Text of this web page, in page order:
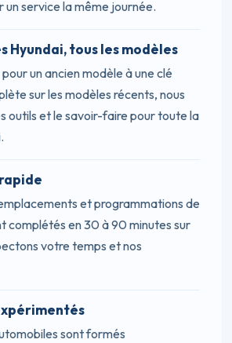
un service la même journée.
Hyundai, tous les modèles
un ancien modèle à une clé
sur les modèles récents, nous
outils et le savoir-faire pour toute la
et programmations de
complétés en 30 à 90 minutes sur
votre temps et nos
sont formés